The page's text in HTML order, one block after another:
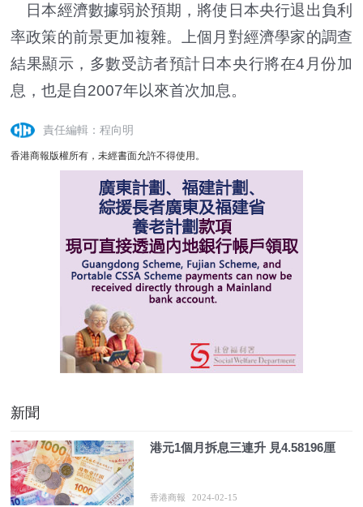
日本經濟數據弱於預期，將使日本央行退出負利
率政策的前景更加複雜。上個月對經濟學家的調查
結果顯示，多數受訪者預計日本央行將在4月份加
息，也是自2007年以來首次加息。
責任編輯：程向明
香港商報版權所有，未經書面允許不得使用。
新聞
港元1個月拆息三連升 見4.58196厘
香港商報 2024-02-15